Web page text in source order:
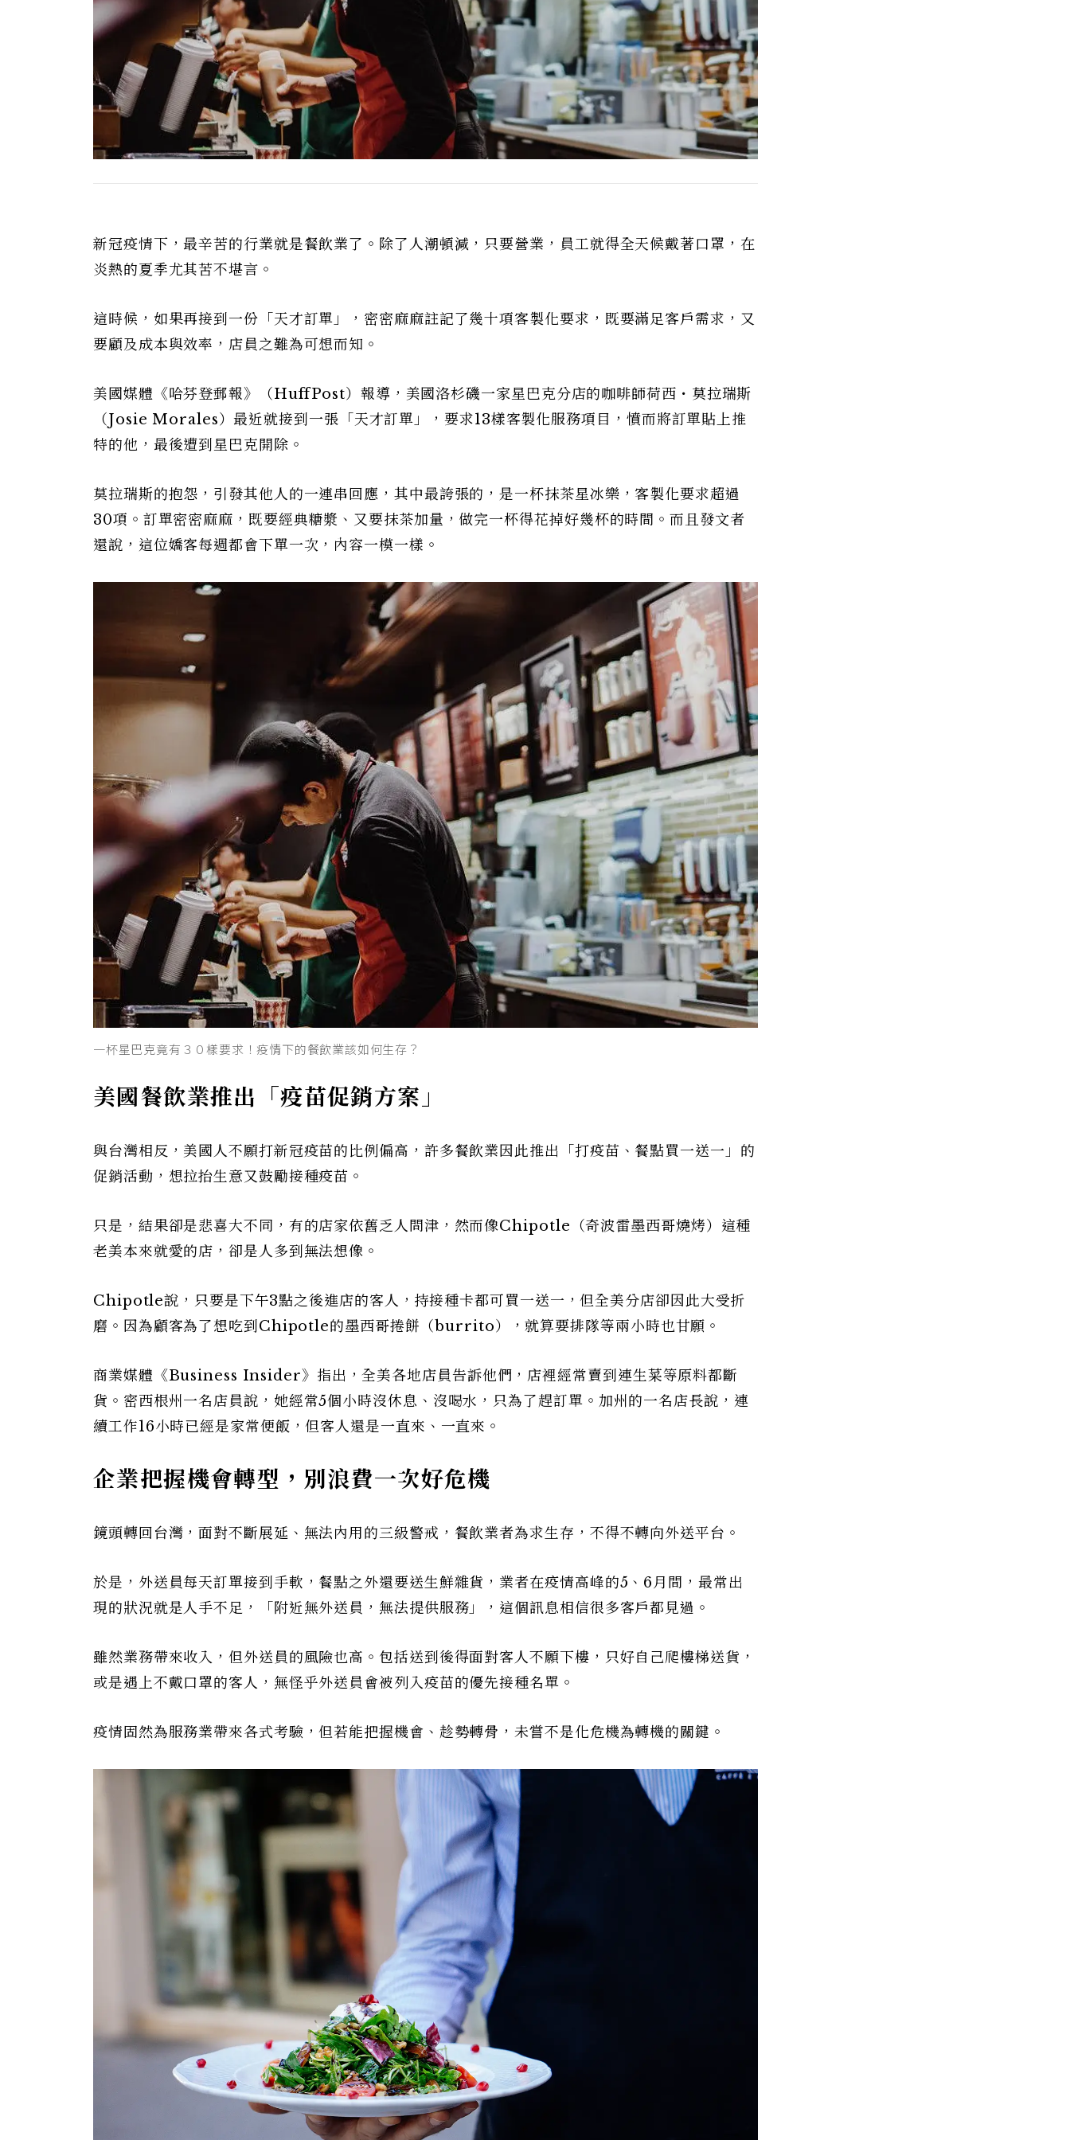
新冠疫情下，最辛苦的行業就是餐飲業了。除了人潮頓減，只要營業，員工就得全天候戴著口罩，在
炎熱的夏季尤其苦不堪言。
這時候，如果再接到一份「天才訂單」，密密麻麻註記了幾十項客製化要求，既要滿足客戶需求，又
要顧及成本與效率，店員之難為可想而知。
美國媒體《哈芬登郵報》（HuffPost）報導，美國洛杉磯一家星巴克分店的咖啡師荷西・莫拉瑞斯
（Josie Morales）最近就接到一張「天才訂單」，要求13樣客製化服務項目，憤而將訂單貼上推
特的他，最後遭到星巴克開除。
莫拉瑞斯的抱怨，引發其他人的一連串回應，其中最誇張的，是一杯抹茶星冰樂，客製化要求超過
30項。訂單密密麻麻，既要經典糖漿、又要抹茶加量，做完一杯得花掉好幾杯的時間。而且發文者
還說，這位嬌客每週都會下單一次，內容一模一樣。
一杯星巴克竟有３０樣要求！疫情下的餐飲業該如何生存？
美國餐飲業推出「疫苗促銷方案」
與台灣相反，美國人不願打新冠疫苗的比例偏高，許多餐飲業因此推出­「打疫苗、餐點買一送一」的
促銷活動，想拉抬生意又鼓勵接種疫苗。
只是，結果卻是悲喜大不同，有的店家依舊乏人問津，然而像Chipotle（奇波雷墨西哥燒烤）這種
老美本來就愛的店，卻是人多到無法想像。
Chipotle說，只要是下午3點之後進店的客人，持接種卡都可買一送一，但全美分店卻因此大受折
磨。因為顧客為了想吃到Chipotle的墨西哥捲餅（burrito），就算要排隊等兩小時也甘願。
商業媒體《Business Insider》指出，全美各地店員告訴他們，店裡經常賣到連生菜等原料都斷
貨。密西根州一名店員說，她經常5個小時沒休息、沒喝水，只為了趕訂單。加州的一名店長說，連
續工作16小時已經是家常便飯，但客人還是一直來、一直來。
企業把握機會轉型，別浪費一次好危機
鏡頭轉回台灣，面對不斷展延、無法內用的三級警戒，餐飲業者為求生存，不得不轉向外送平台。
於是，外送員每天訂單接到手軟，餐點之外還要送生鮮雜貨，業者在疫情高峰的5、6月間，最常出
現的狀況就是人手不足，「附近無外送員，無法提供服務」，這個訊息相信很多客戶都見過。
雖然業務帶來收入，但外送員的風險也高。包括送到後得面對客人不願下樓，只好自己爬樓梯送貨，
或是遇上不戴口罩的客人，無怪乎外送員會被列入疫苗的優先接種名單。
疫情固然為服務業帶來各式考驗，但若能把握機會、趁勢轉骨，未嘗不是化危機為轉機的關鍵。